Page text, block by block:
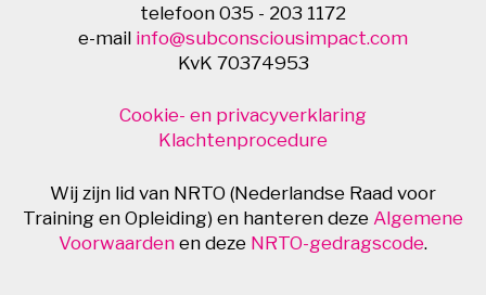
telefoon 035 - 203 1172
e-mail info@subconsciousimpact.com
KvK 70374953
Cookie- en privacyverklaring
Klachtenprocedure
Wij zijn lid van NRTO (Nederlandse Raad voor
Training en Opleiding) en hanteren deze Algemene
Voorwaarden en deze NRTO-gedragscode.